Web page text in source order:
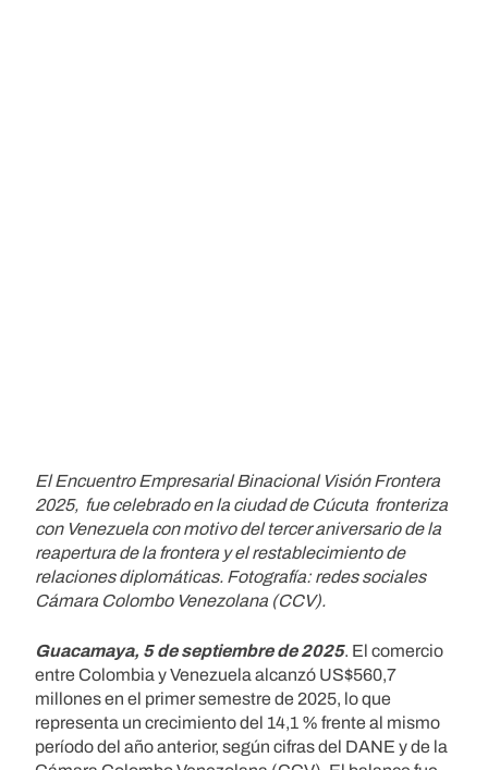
El Encuentro Empresarial Binacional Visión Frontera
2025, fue celebrado en la ciudad de Cúcuta fronteriza
con Venezuela con motivo del tercer aniversario de la
reapertura de la frontera y el restablecimiento de
relaciones diplomáticas. Fotografía: redes sociales
Cámara Colombo Venezolana (CCV).
Guacamaya, 5 de septiembre de 2025. El comercio
entre Colombia y Venezuela alcanzó US$560,7
millones en el primer semestre de 2025, lo que
representa un crecimiento del 14,1 % frente al mismo
período del año anterior, según cifras del DANE y de la